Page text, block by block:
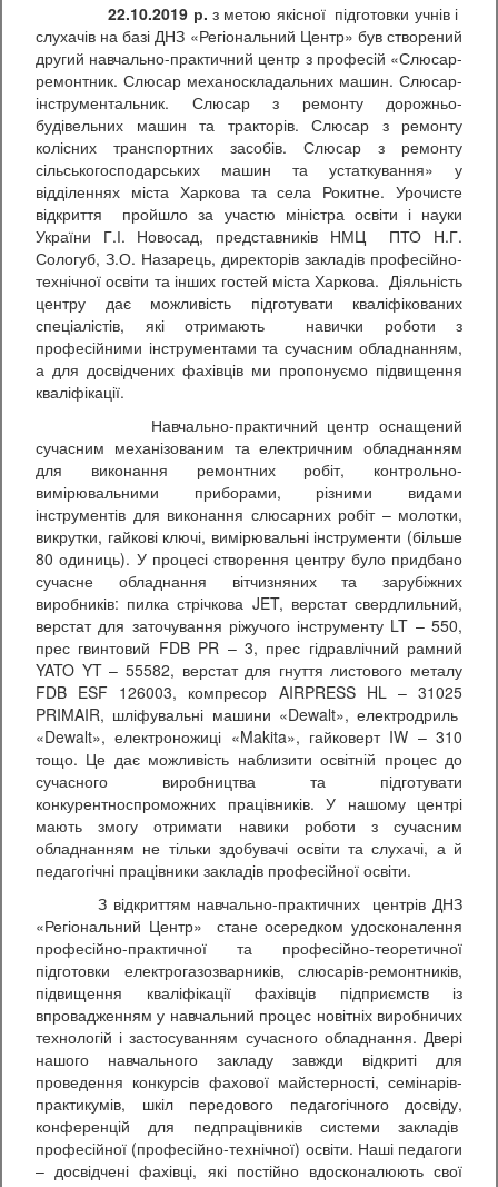
22.10.2019 р. з метою якісної підготовки учнів і
слухачів на базі ДНЗ «Регіональний Центр» був створений
другий навчально-практичний центр з професій «Слюсар-
ремонтник. Слюсар механоскладальних машин. Слюсар-
інструментальник. Слюсар з ремонту дорожньо-
будівельних машин та тракторів. Слюсар з ремонту
колісних транспортних засобів. Слюсар з ремонту
сільськогосподарських машин та устаткування» у
відділеннях міста Харкова та села Рокитне. Урочисте
відкриття пройшло за участю міністра освіти і науки
України Г.І. Новосад, представників НМЦ ПТО Н.Г.
Сологуб, З.О. Назарець, директорів закладів професійно-
технічної освіти та інших гостей міста Харкова. Діяльність
центру дає можливість підготувати кваліфікованих
спеціалістів, які отримають навички роботи з
професійними інструментами та сучасним обладнанням,
а для досвідчених фахівців ми пропонуємо підвищення
кваліфікації.
Навчально-практичний центр оснащений
сучасним механізованим та електричним обладнанням
для виконання ремонтних робіт, контрольно-
вимірювальними приборами, різними видами
інструментів для виконання слюсарних робіт – молотки,
викрутки, гайкові ключі, вимірювальні інструменти (більше
80 одиниць). У процесі створення центру було придбано
сучасне обладнання вітчизняних та зарубіжних
виробників: пилка стрічкова JET, верстат свердлильний,
верстат для заточування ріжучого інструменту LT – 550,
прес гвинтовий FDB PR – 3, прес гідравлічний рамний
YATO YT – 55582, верстат для гнуття листового металу
FDB ESF 126003, компресор AIRPRESS HL – 31025
PRIMAIR, шліфувальні машини «Dewalt», електродриль
«Dewalt», електроножиці «Makita», гайковерт IW – 310
тощо. Це дає можливість наблизити освітній процес до
сучасного виробництва та підготувати
конкурентноспроможних працівників. У нашому центрі
мають змогу отримати навики роботи з сучасним
обладнанням не тільки здобувачі освіти та слухачі, а й
педагогічні працівники закладів професійної освіти.
З відкриттям навчально-практичних центрів ДНЗ
«Регіональний Центр» стане осередком удосконалення
професійно-практичної та професійно-теоретичної
підготовки електрогазозварників, слюсарів-ремонтників,
підвищення кваліфікації фахівців підприємств із
впровадженням у навчальний процес новітніх виробничих
технологій і застосуванням сучасного обладнання. Двері
нашого навчального закладу завжди відкриті для
проведення конкурсів фахової майстерності, семінарів-
практикумів, шкіл передового педагогічного досвіду,
конференцій для педпрацівників системи закладів
професійної (професійно-технічної) освіти. Наші педагоги
– досвідчені фахівці, які постійно вдосконалюють свої